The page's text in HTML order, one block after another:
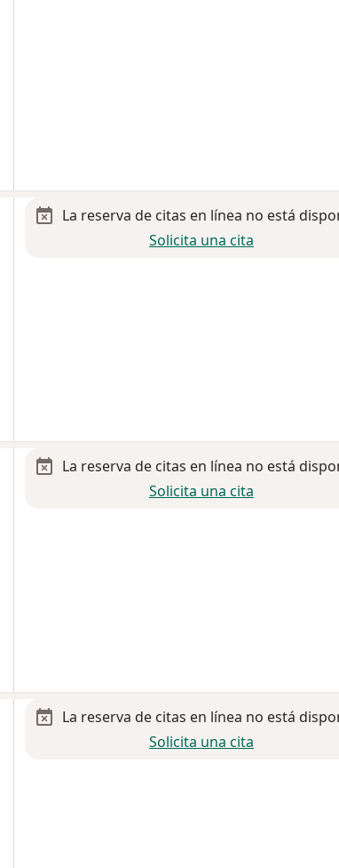
La reserva de citas en línea no está
Solicita una cita
La reserva de citas en línea no está
Solicita una cita
La reserva de citas en línea no está
Solicita una cita